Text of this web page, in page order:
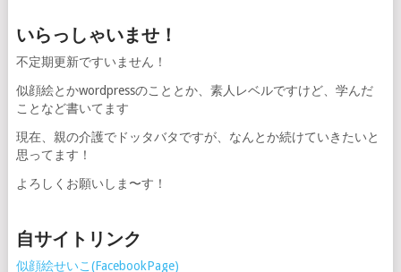
いらっしゃいませ！
不定期更新ですいません！
似顔絵とかwordpressのこととか、素人レベルですけど、学んだ
ことなど書いてます
現在、親の介護でドッタバタですが、なんとか続けていきたいと
思ってます！
よろしくお願いしま〜す！
自サイトリンク
似顔絵せいこ(FacebookPage)